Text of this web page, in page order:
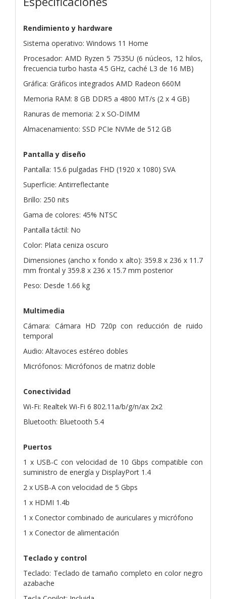
Rendimiento y hardware
Sistema operativo: Windows 11 Home
Procesador: AMD Ryzen 5 7535U (6 núcleos, 12 hilos,
frecuencia turbo hasta 4.5 GHz, caché L3 de 16 MB)
Gráfica: Gráficos integrados AMD Radeon 660M
Memoria RAM: 8 GB DDR5 a 4800 MT/s (2 x 4 GB)
Ranuras de memoria: 2 x SO-DIMM
Almacenamiento: SSD PCIe NVMe de 512 GB
Pantalla y diseño
Pantalla: 15.6 pulgadas FHD (1920 x 1080) SVA
Superficie: Antirreflectante
Brillo: 250 nits
Gama de colores: 45% NTSC
Pantalla táctil: No
Color: Plata ceniza oscuro
Dimensiones (ancho x fondo x alto): 359.8 x 236 x 11.7
mm frontal y 359.8 x 236 x 15.7 mm posterior
Peso: Desde 1.66 kg
Multimedia
Cámara: Cámara HD 720p con reducción de ruido
temporal
Audio: Altavoces estéreo dobles
Micrófonos: Micrófonos de matriz doble
Conectividad
Wi-Fi: Realtek Wi-Fi 6 802.11a/b/g/n/ax 2x2
Bluetooth: Bluetooth 5.4
Puertos
1 x USB-C con velocidad de 10 Gbps compatible con
suministro de energía y DisplayPort 1.4
2 x USB-A con velocidad de 5 Gbps
1 x HDMI 1.4b
1 x Conector combinado de auriculares y micrófono
1 x Conector de alimentación
Teclado y control
Teclado: Teclado de tamaño completo en color negro
azabache